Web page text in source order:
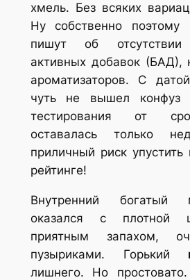
хмель. Без всяких
Ну собственно поэтому
пишут об отсутствии
активных добавок (БАД),
ароматизаторов. С
чуть не вышел
тестирования от
оставалась только
приличный риск упустить
рейтинге!
Внутренний богатый
оказался с плотной
приятным запахом,
пузыриками. Горький
лишнего. Но